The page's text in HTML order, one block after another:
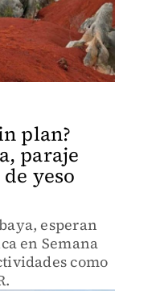
plan?
paraje
yeso
esperan
en Semana
como